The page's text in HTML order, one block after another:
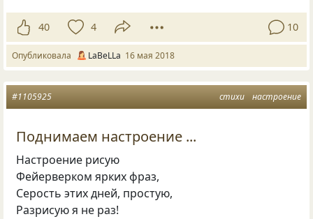
40 4 10
Опубликовала LaBeLLa 16 мая 2018
стихи настроение
#1105925
Поднимаем настроение ...
Настроение рисую
Фейерверком ярких фраз,
Серость этих дней, простую,
Разрисую я не раз!